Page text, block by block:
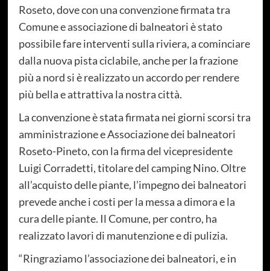
Roseto, dove con una convenzione firmata tra
Comune e associazione di balneatori è stato
possibile fare interventi sulla riviera, a cominciare
dalla nuova pista ciclabile, anche per la frazione
più a nord si è realizzato un accordo per rendere
più bella e attrattiva la nostra città.
La convenzione è stata firmata nei giorni scorsi tra
amministrazione e Associazione dei balneatori
Roseto-Pineto, con la firma del vicepresidente
Luigi Corradetti, titolare del camping Nino. Oltre
all’acquisto delle piante, l’impegno dei balneatori
prevede anche i costi per la messa a dimora e la
cura delle piante. Il Comune, per contro, ha
realizzato lavori di manutenzione e di pulizia.
“Ringraziamo l’associazione dei balneatori, e in